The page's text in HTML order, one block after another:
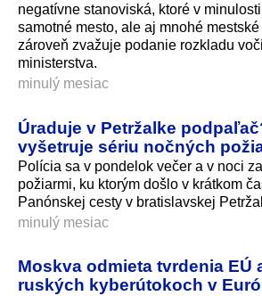
negatívne stanoviská, ktoré v
samotné mesto, ale aj mnohé
zároveň zvažuje podanie rozkladu
ministerstva.
minulý mesiac
Úraduje v Petržalke
vyšetruje sériu nočných
Polícia sa v pondelok večer a v noci
požiarmi, ku ktorým došlo v krátkom
Panónskej cesty v bratislavskej
minulý mesiac
Moskva odmieta tvrdenia EÚ
ruských kyberútokoch v